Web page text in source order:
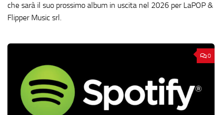
che sarà il suo prossimo album in uscita nel 2026 per LaPOP &
Flipper Music srl.
0